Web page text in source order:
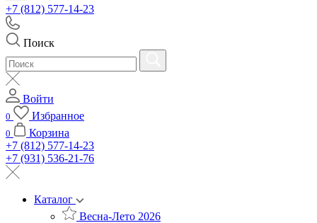
+7 (812) 577-14-23
Поиск
Войти
0 Избранное
0
Корзина
+7 (812) 577-14-23
+7 (931) 536-21-76
Каталог
Весна-Лето 2026